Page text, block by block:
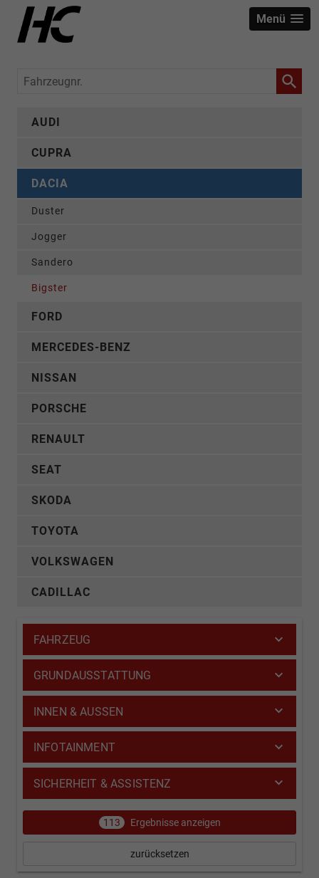
Menü
Fahrzeugnr.
AUDI
CUPRA
DACIA
Duster
Jogger
Sandero
Bigster
FORD
MERCEDES-BENZ
NISSAN
PORSCHE
RENAULT
SEAT
SKODA
TOYOTA
VOLKSWAGEN
CADILLAC
FAHRZEUG
GRUNDAUSSTATTUNG
INNEN & AUSSEN
INFOTAINMENT
SICHERHEIT & ASSISTENZ
113 Ergebnisse anzeigen
zurücksetzen